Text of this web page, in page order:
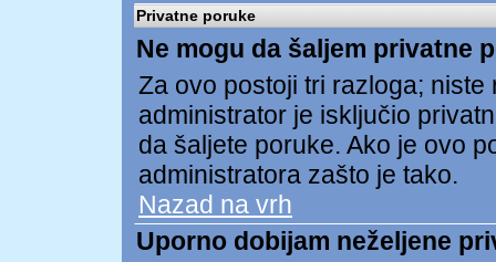
Privatne poruke
Ne mogu da šaljem privatne
Za ovo postoji tri razloga;
administrator je isključio
da šaljete poruke. Ako je ovo
administratora zašto je tako.
Nazad na vrh
Uporno dobijam neželjene